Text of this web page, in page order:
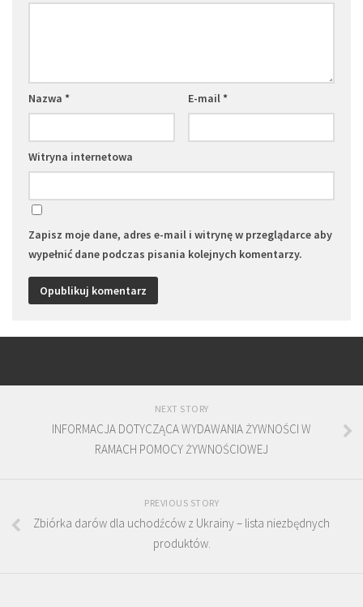
Nazwa * E-mail*
Witryna internetowa
Zapisz moje dane, adres e-mail i witrynę w przeglądarce aby
wypełnić dane podczas pisania kolejnych komentarzy.
NEXT STORY
INFORMACJA DOTYCZĄCA WYDAWANIA ŻYWNOŚCI W
RAMACH POMOCY ŻYWNOŚCIOWEJ
PREVIOUS STORY
Zbiórka darów dla uchodźców z Ukrainy – lista niezbędnych
produktów.